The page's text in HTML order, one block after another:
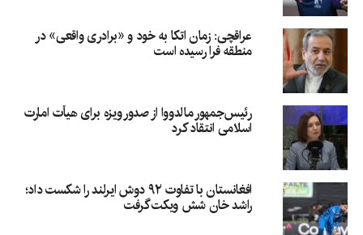
عراقچی: زمان اتکا به خود و «برادری واقعی» در
منطقه فرا رسیده است
رئیس‌جمهور مالدووا از صدور ویزه برای هیأت امارت
اسلامی انتقاد کرد
افغانستان با تفاوت ۹۲ دوش ایرلند را شکست داد؛
راشد خان شش ویکت گرفت